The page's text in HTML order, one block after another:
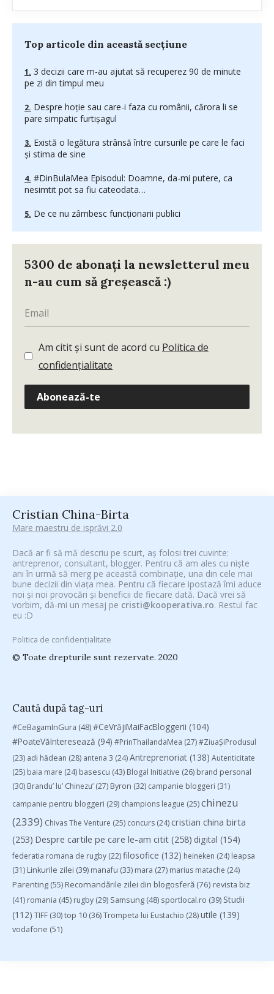
Top articole din această secțiune
3 decizii care m-au ajutat să recuperez 90 de minute
pe zi din timpul meu
Despre hoție sau care-i faza cu românii, cărora li se
pare simpatic furtișagul
Există o legătura strânsă între cursurile pe care le faci
și stima de sine
#DinBulaMea Episodul: Doamne, da-mi putere, ca
nesimtit pot sa fiu cateodata…
De ce nu zâmbesc funcționarii publici
5300 de abonați la newsletterul meu
n-au cum să greșească :)
Am citit și sunt de acord cu Politica de
confidențialitate
Abonează-te
Cristian China-Birta
Mare maestru de isprăvi 2.0
Dacă ar fi să mă descriu pe scurt, aș folosi trei cuvinte:
antreprenor, consultant, blogger. Pentru că am ales cu niște
ani în urmă să merg pe această combinație, una din cele mai
bune decizii din viața mea. Pentru că fiecare ipostază îmi aduce
noi și noi provocări și beneficii de fiecare dată. Dacă vrei să
vorbim, dă-mi un mesaj pe cristi@kooperativa.ro. Restul fac
eu :D
Politica de confidențialitate
© Toate drepturile sunt rezervate. 2020
Caută după tag-uri
#CeBagamInGura (48)#CeVrăjiMaiFacBloggerii (104)
#PoateVăInteresează (94) #PrinThailandaMea (27)#ZiuaȘiProdusul
(23) adi hădean (28) antena 3 (24)Antreprenoriat (138) Autenticitate
(25) baia mare (24) basescu (43) Blogal Initiative (26) brand personal
(30) Brandu’ lu’ Chinezu’ (27) Byron (32) campanie bloggeri (31)
campanie pentru bloggeri (29) champions league (25)chinezu
(2339) Chivas The Venture (25) concurs (24)cristian china birta
(253) Despre cartile pe care le-am citit (258) digital (154)
federatia romana de rugby (22)filosofice (132) heineken (24) leapsa
(31) Linkurile zilei (39) manafu (33) mara (27) marius matache (24)
Parenting (55) Recomandările zilei din blogosferă (76) revista biz
(41) romania (45) rugby (29) Samsung (48) sportlocal.ro (39) Studii
(112) TIFF (30)top 10 (36)Trompeta lui Eustachio (28)utile (139)
vodafone (51)